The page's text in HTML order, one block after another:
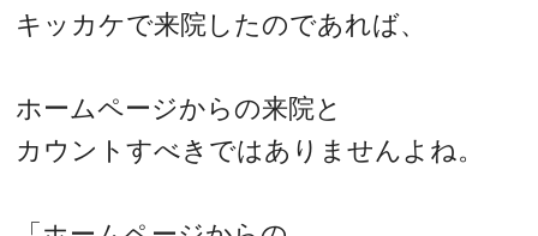
キッカケで来院したのであれば、
ホームページからの来院と
カウントすべきではありませんよね。